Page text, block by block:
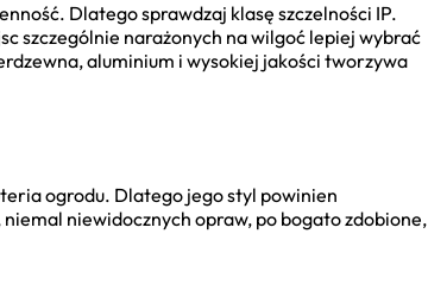
Dlatego sprawdzaj klasę szczelności IP.
szczególnie narażonych na wilgoć lepiej wybrać
aluminium i wysokiej jakości tworzywa
ogrodu. Dlatego jego styl powinien
niewidocznych opraw, po bogato zdobione,